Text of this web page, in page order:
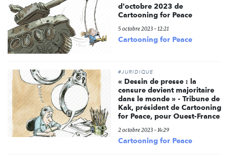
d'octobre 2023 de
Cartooning for Peace
5 octobre 2023 - 12:21
Cartooning for Peace
#JURIDIQUE
« Dessin de presse : la
censure devient majoritaire
dans le monde » - Tribune de
Kak, président de Cartooning
for Peace, pour Ouest-France
2 octobre 2023 - 14:29
Cartooning for Peace